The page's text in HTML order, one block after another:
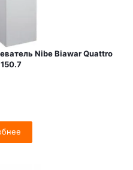
Nibe Biawar Quattro